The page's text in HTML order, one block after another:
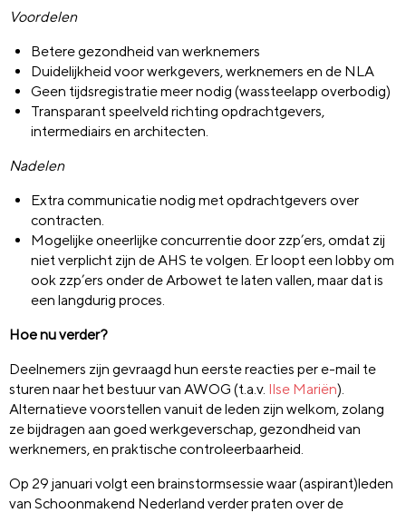
Voordelen
Betere gezondheid van werknemers
Duidelijkheid voor werkgevers, werknemers en de NLA
Geen tijdsregistratie meer nodig (wassteelapp overbodig)
Transparant speelveld richting opdrachtgevers,
intermediairs en architecten.
Nadelen
Extra communicatie nodig met opdrachtgevers over
contracten.
Mogelijke oneerlijke concurrentie door zzp’ers, omdat zij
niet verplicht zijn de AHS te volgen. Er loopt een lobby om
ook zzp’ers onder de Arbowet te laten vallen, maar dat is
een langdurig proces.
Hoe nu verder?
Deelnemers zijn gevraagd hun eerste reacties per e-mail te
sturen naar het bestuur van AWOG (t.a.v. Ilse Mariën).
Alternatieve voorstellen vanuit de leden zijn welkom, zolang
ze bijdragen aan goed werkgeverschap, gezondheid van
werknemers, en praktische controleerbaarheid.
Op 29 januari volgt een brainstormsessie waar (aspirant)leden
van Schoonmakend Nederland verder praten over de